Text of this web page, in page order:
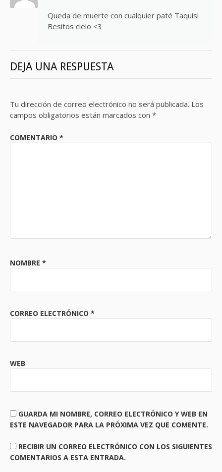
Queda de muerte con cualquier paté Taquis!
Besitos cielo <3
DEJA UNA RESPUESTA
Tu dirección de correo electrónico no será publicada. Los
campos obligatorios están marcados con *
COMENTARIO *
NOMBRE *
CORREO ELECTRÓNICO *
WEB
GUARDA MI NOMBRE, CORREO ELECTRÓNICO Y WEB EN
ESTE NAVEGADOR PARA LA PRÓXIMA VEZ QUE COMENTE.
RECIBIR UN CORREO ELECTRÓNICO CON LOS SIGUIENTES
COMENTARIOS A ESTA ENTRADA.